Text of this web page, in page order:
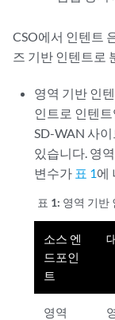
CSO에서 인텐트
즈 기반 인텐트로
영역 기반 인
인트로 인텐
SD-WAN 사
있습니다. 영
변수가 표 1에
표 1: 영역 기반
소스 엔
드포인
트
영역